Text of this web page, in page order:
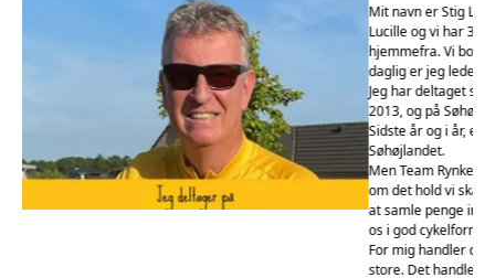
Mit navn er Stig
Lucille og vi har 3
hjemmefra. Vi bor i
daglig er jeg leder
Jeg har deltaget
2013, og på
Sidste år og i år, er
Søhøjlandet.
Men Team
om det hold vi
at samle penge ind
os i god cykelform,
For mig handler det
store. Det handler